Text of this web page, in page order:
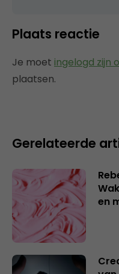
Plaats reactie
Je moet ingelogd zijn
plaatsen.
Gerelateerde
en